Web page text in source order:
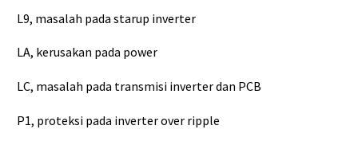
L9, masalah pada starup inverter
LA, kerusakan pada power
LC, masalah pada transmisi inverter dan PCB
P1, proteksi pada inverter over ripple